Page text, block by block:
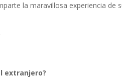
la maravillosa experiencia de
extranjero?